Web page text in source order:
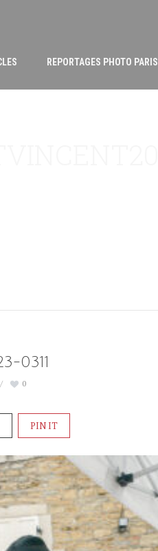
REPORTAGES PHOTO PARIS
0311
0
PIN IT